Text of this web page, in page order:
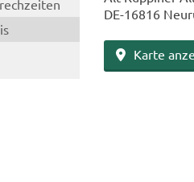
DE-​16816
Karte